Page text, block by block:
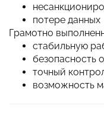
потере данных
Грамотно
стабильную
безопасность
точный
возможность